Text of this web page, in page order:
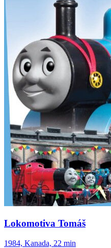
Lokomotiva Tomáš
1984, Kanada, 22 min